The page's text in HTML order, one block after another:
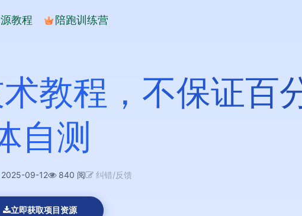
教程 陪跑训练营
教程，不保证百
自测
2025-09-12 840 阅 纠错/反馈
立即获取项目资源